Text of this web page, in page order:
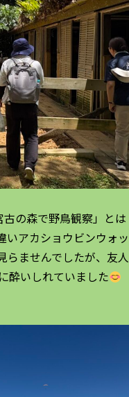
の森で野鳥観察」とは
いアカショウビンウォッ
らませんでしたが、友人
酔いしれていました